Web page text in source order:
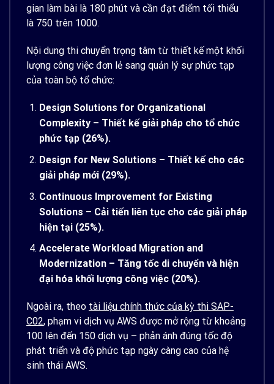
gian làm bài là 180 phút và cần đạt điểm tối thiểu
là 750 trên 1000.
Nội dung thi chuyển trọng tâm từ thiết kế một khối
lượng công việc đơn lẻ sang quản lý sự phức tạp
của toàn bộ tổ chức:
Design Solutions for Organizational
Complexity – Thiết kế giải pháp cho tổ chức
phức tạp (26%).
Design for New Solutions – Thiết kế cho các
giải pháp mới (29%).
Continuous Improvement for Existing
Solutions – Cải tiến liên tục cho các giải pháp
hiện tại (25%).
Accelerate Workload Migration and
Modernization – Tăng tốc di chuyển và hiện
đại hóa khối lượng công việc (20%).
Ngoài ra, theo tài liệu chính thức của kỳ thi SAP-
C02, phạm vi dịch vụ AWS được mở rộng từ khoảng
100 lên đến 150 dịch vụ – phản ánh đúng tốc độ
phát triển và độ phức tạp ngày càng cao của hệ
sinh thái AWS.